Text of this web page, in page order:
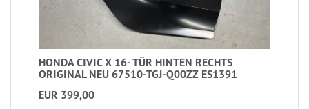
HONDA CIVIC X 16- TÜR HINTEN RECHTS
ORIGINAL NEU 67510-TGJ-Q00ZZ ES1391
EUR 399,00